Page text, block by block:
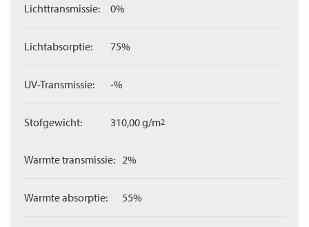
Lichttransmissie: 0%
Lichtabsorptie: 75%
UV-Transmissie: -%
Stofgewicht: 310,00 g/m2
Warmte transmissie: 2%
Warmte absorptie: 55%